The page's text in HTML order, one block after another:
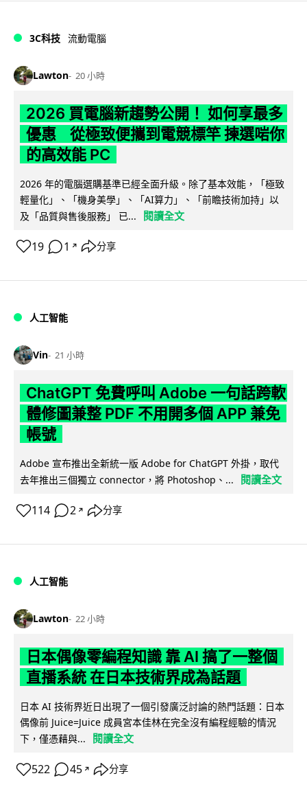
3C科技 流動電腦
Lawton 20 小時
2026 買電腦新趨勢公開！ 如何享最多
優惠 從極致便攜到電競標竿 揀選啱你
的高效能 PC
2026 年的電腦選購基準已經全面升級。除了基本效能，「極致
輕量化」、「機身美學」、「AI算力」、「前瞻技術加持」以
及「品質與售後服務」 已...
閱讀全文
19 1 ↗ 分享
人工智能
Vin 21 小時
ChatGPT 免費呼叫 Adobe 一句話跨軟
體修圖兼整 PDF 不用開多個 APP 兼免
帳號
Adobe 宣布推出全新統一版 Adobe for ChatGPT 外掛，取代
去年推出三個獨立 connector，將 Photoshop、...
閱讀全文
114 2 ↗ 分享
人工智能
Lawton 22 小時
日本偶像零編程知識 靠 AI 搞了一整個
直播系統 在日本技術界成為話題
日本 AI 技術界近日出現了一個引發廣泛討論的熱門話題：日本
偶像前 Juice=Juice 成員宮本佳林在完全沒有編程經驗的情況
下，僅憑藉與...
閱讀全文
522 45 ↗ 分享